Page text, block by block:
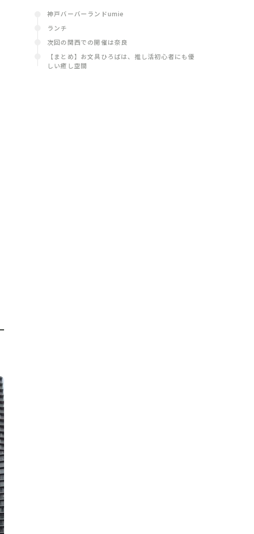
神戸バーバーランドumie
ランチ
次回の関西での開催は奈良
【まとめ】お文具ひろばは、推し活初心者にも優
しい癒し空間